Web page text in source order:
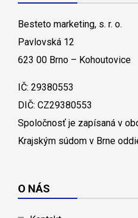
Besteto marketing, s. r. o.
Pavlovská 12
623 00 Brno – Kohoutovice
IČ: 29380553
DIČ: CZ29380553
Spoločnosť je zapísaná v
Krajským súdom v Brne
O NÁS